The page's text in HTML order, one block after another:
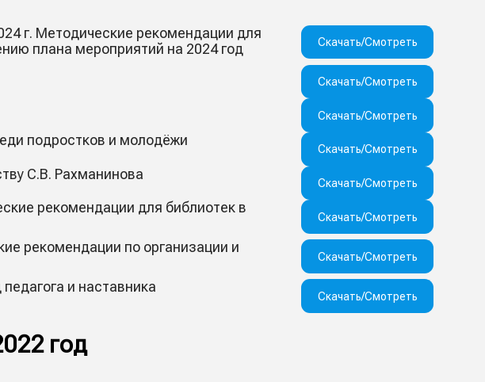
г. Методические рекомендации для
плана мероприятий на 2024 год
Скачать/Смотреть
Скачать/Смотреть
Скачать/Смотреть
подростков и молодёжи
Скачать/Смотреть
С.В. Рахманинова
Скачать/Смотреть
рекомендации для библиотек в
Скачать/Смотреть
рекомендации по организации и
Скачать/Смотреть
и наставника
Скачать/Смотреть
год